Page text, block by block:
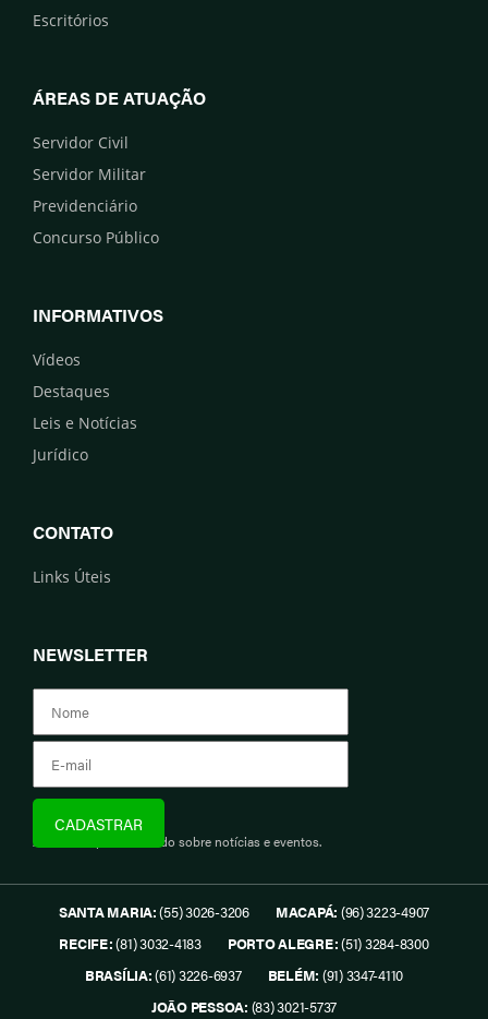
Escritórios
ÁREAS DE ATUAÇÃO
Servidor Civil
Servidor Militar
Previdenciário
Concurso Público
INFORMATIVOS
Vídeos
Destaques
Leis e Notícias
Jurídico
CONTATO
Links Úteis
NEWSLETTER
Assine e fique informado sobre notícias e eventos.
SANTA MARIA:(55) 3026-3206 MACAPÁ: (96) 3223-4907
RECIFE:(81) 3032-4183 PORTO ALEGRE:(51) 3284-8300
BRASÍLIA:(61) 3226-6937 BELÉM: (91) 3347-4110
JOÃO PESSOA: (83) 3021-5737